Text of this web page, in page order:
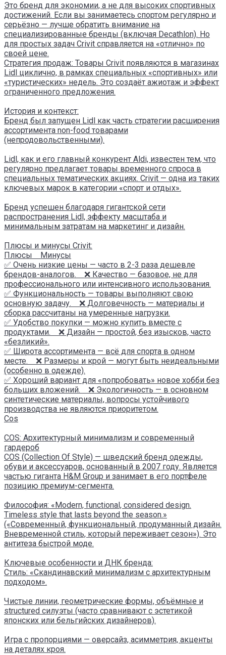
Это бренд для экономии, а не для высоких спортивных
достижений. Если вы занимаетесь спортом регулярно и
серьёзно — лучше обратить внимание на
специализированные бренды (включая Decathlon). Но
для простых задач Crivit справляется на «отлично» по
своей цене.
Стратегия продаж: Товары Crivit появляются в магазинах
Lidl циклично, в рамках специальных «спортивных» или
«туристических» недель. Это создаёт ажиотаж и эффект
ограниченного предложения.
История и контекст:
Бренд был запущен Lidl как часть стратегии расширения
ассортимента non-food товарами
(непродовольственными).
Lidl, как и его главный конкурент Aldi, известен тем, что
регулярно предлагает товары временного спроса в
специальных тематических акциях. Crivit — одна из таких
ключевых марок в категории «спорт и отдых».
Бренд успешен благодаря гигантской сети
распространения Lidl, эффекту масштаба и
минимальным затратам на маркетинг и дизайн.
Плюсы и минусы Crivit:
Плюсы Минусы
✅ Очень низкие цены — часто в 2-3 раза дешевле
брендов-аналогов. ❌ Качество — базовое, не для
профессионального или интенсивного использования.
✅ Функциональность — товары выполняют свою
основную задачу. ❌ Долговечность — материалы и
сборка рассчитаны на умеренные нагрузки.
✅ Удобство покупки — можно купить вместе с
продуктами. ❌ Дизайн — простой, без изысков, часто
«безликий».
✅ Широта ассортимента — всё для спорта в одном
месте. ❌ Размеры и крой — могут быть неидеальными
(особенно в одежде).
✅ Хороший вариант для «попробовать» новое хобби без
больших вложений. ❌ Экологичность — в основном
синтетические материалы, вопросы устойчивого
производства не являются приоритетом.
Cos
COS: Архитектурный минимализм и современный
гардероб
COS (Collection Of Style) — шведский бренд одежды,
обуви и аксессуаров, основанный в 2007 году. Является
частью гиганта H&M Group и занимает в его портфеле
позицию премиум-сегмента.
Философия: «Modern, functional, considered design.
Timeless style that lasts beyond the season.»
(«Современный, функциональный, продуманный дизайн.
Вневременной стиль, который переживает сезон»). Это
антитеза быстрой моде.
Ключевые особенности и ДНК бренда:
Стиль: «Скандинавский минимализм с архитектурным
подходом».
Чистые линии, геометрические формы, объёмные и
structured силуэты (часто сравнивают с эстетикой
японских или бельгийских дизайнеров).
Игра с пропорциями — оверсайз, асимметрия, акценты
на деталях кроя.